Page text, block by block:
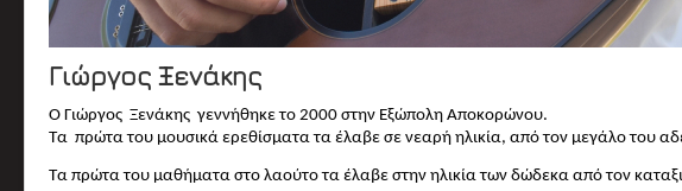
Γιώργος Ξενάκης
Ο Γιώργος Ξενάκης γεννήθηκε το 2000 στην Εξώπολη Αποκορώνου.
Τα πρώτα του μουσικά ερεθίσματα τα έλαβε σε νεαρή ηλικία, από τον μεγάλο του
Τα πρώτα του μαθήματα στο λαούτο τα έλαβε στην ηλικία των δώδεκα από τον